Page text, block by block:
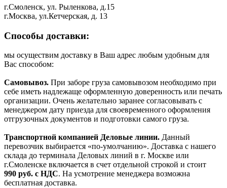
г.Смоленск, ул. Рыленкова, д.15
г.Москва, ул.Кетчерская, д. 13
Способы доставки:
мы осуществим доставку в Ваш адрес любым удобным для
Вас способом:
Самовывоз. При заборе груза самовывозом необходимо при
себе иметь надлежаще оформленную доверенность или печать
организации. Очень желательно заранее согласовывать с
менеджером дату приезда для своевременного оформления
отгрузочных документов и подготовки самого груза.
Транспортной компанией Деловые линии. Данный
перевозчик выбирается «по-умолчанию». Доставка с нашего
склада до терминала Деловых линий в г. Москве или
г.Смоленске включается в счет отдельной строкой и стоит
990 руб. с НДС. На усмотрение менеджера возможна
бесплатная доставка.